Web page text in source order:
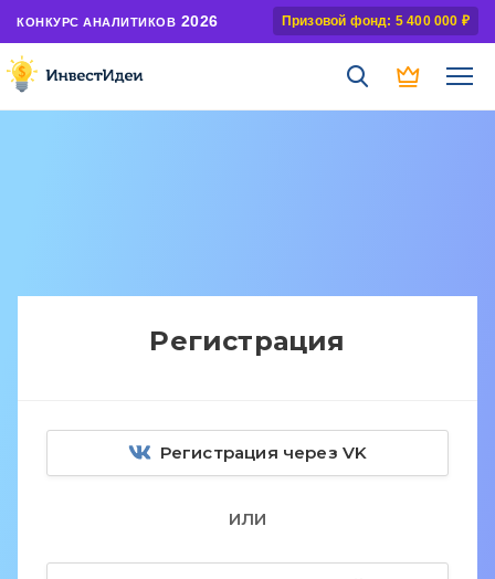
КОНКУРС АНАЛИТИКОВ 2026 Призовой фонд: 5 400 000 ₽
Регистрация
Регистрация через VK
ИЛИ